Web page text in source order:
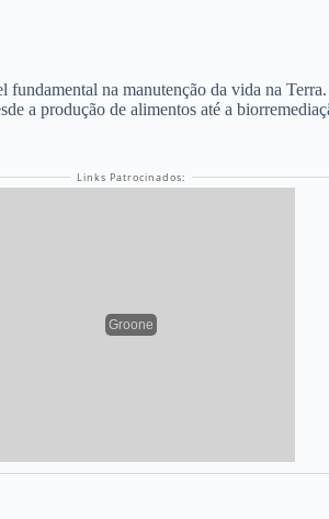
na manutenção da vida na
a produção de alimentos até a